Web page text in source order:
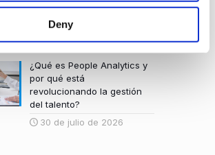
Deny
decidir qué carrera estudiar
entre tus opciones finalistas
¿Qué es People Analytics y
por qué está
revolucionando la gestión
del talento?
30 de julio de 2026